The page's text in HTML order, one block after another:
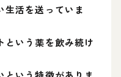
生活を送っていま
という薬を飲み続け